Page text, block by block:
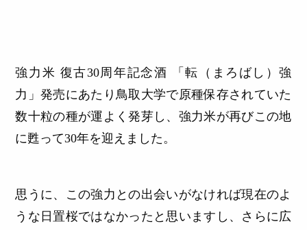
強力米 復古30周年記念酒 「転（まろばし）強
力」発売にあたり鳥取大学で原種保存されていた
数十粒の種が運よく発芽し、強力米が再びこの地
に甦って30年を迎えました。
思うに、この強力との出会いがなければ現在のよ
うな日置桜ではなかったと思いますし、さらに広